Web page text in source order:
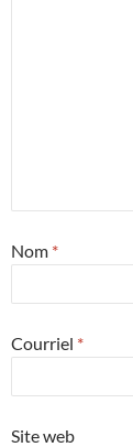
Nom *
Courriel *
Site web